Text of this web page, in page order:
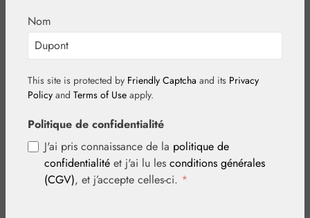
5-HTP 100 mg
GPH Kapseln
Ignorer la galerie d'images
Nom
This site is protected by Friendly Captcha and its Privacy
Policy and Terms of Use apply.
Politique de confidentialité
J'ai pris connaissance de la politique de
confidentialité et j'ai lu les conditions générales
(CGV), et j’accepte celles-ci. *